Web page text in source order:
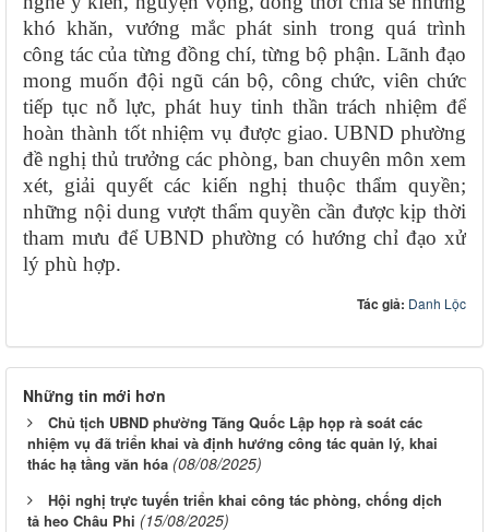
khó khăn, vướng mắc phát sinh trong quá trình
công tác của từng đồng chí, từng bộ phận. Lãnh đạo
mong muốn đội ngũ cán bộ, công chức, viên chức
tiếp tục nỗ lực, phát huy tinh thần trách nhiệm để
hoàn thành tốt nhiệm vụ được giao. UBND phường
đề nghị thủ trưởng các phòng, ban chuyên môn xem
xét, giải quyết các kiến nghị thuộc thẩm quyền;
những nội dung vượt thẩm quyền cần được kịp thời
tham mưu để UBND phường có hướng chỉ đạo xử
lý phù hợp.
Tác giả: Danh Lộc
Những tin mới hơn
Chủ tịch UBND phường Tăng Quốc Lập họp rà soát các
nhiệm vụ đã triển khai và định hướng công tác quản lý, khai
thác hạ tầng văn hóa (08/08/2025)
Hội nghị trực tuyến triển khai công tác phòng, chống dịch
tả heo Châu Phi (15/08/2025)